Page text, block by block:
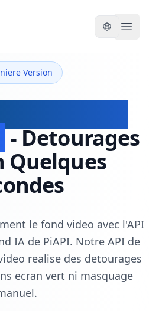
Version
- Detourages
Quelques
le fond video avec l'API
IA de PiAPI. Notre API de
realise des detourages
ecran vert ni masquage